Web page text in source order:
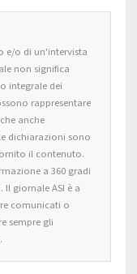
e/o di un'intervista
non significa
integrale dei
rappresentare
anche
dichiarazioni sono
il contenuto.
a 360 gradi
giornale ASI è a
comunicati o
sempre gli